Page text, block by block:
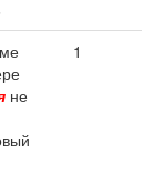
не
1